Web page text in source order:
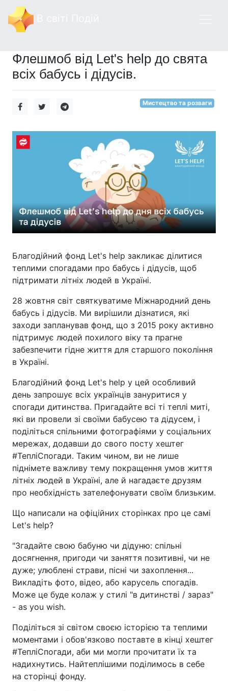
Флешмоб від Let's help до свята
всіх бабусь і дідусів.
Мистецтво та розваги
Благодійний фонд Let's help закликає ділитися
теплими спогадами про бабусь і дідусів, щоб
підтримати літніх людей в Україні.
28 жовтня світ святкуватиме Міжнародний день
бабусь і дідусів. Ми вирішили дізнатися, які
заходи запланував фонд, що з 2015 року активно
підтримує людей похилого віку та прагне
забезпечити гідне життя для старшого покоління
в Україні.
Благодійний фонд Let's help у цей особливий
день запрошує всіх українців зануритися у
спогади дитинства. Пригадайте всі ті теплі миті,
які ви провели зі своїми бабусею та дідусем, і
поділіться спільними фотографіями у соціальних
мережах, додавши до свого посту хештег
#ТепліСпогади. Таким чином, ви не лише
піднімете важливу тему покращення умов життя
літніх людей в Україні, але й нагадаєте друзям
про необхідність зателефонувати своїм близьким.
Що написали на офіційних сторінках про це самі
Let's help?
"Згадайте свою бабуню чи дідуню: спільні
досягнення, пригоди чи заняття позитивні, чи не
дуже; улюблені страви, пісні чи захоплення...
Викладіть фото, відео, або карусель спогадів.
Може це буде колаж у стилі "в дитинстві / зараз"
- as you wish.
Поділіться зі світом своєю історією та теплими
моментами і обов'язково поставте в кінці хештег
#ТепліСпогади, аби ми могли прочитати їх та
надихнутись. Найтеплішими поділимось в себе
на сторінці фонду.